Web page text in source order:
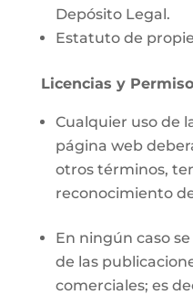
Depósito Legal.
Estatuto de
Licencias y
Cualquier uso de
página web
otros términos,
reconocimiento
En ningún caso
de las
comerciales; es